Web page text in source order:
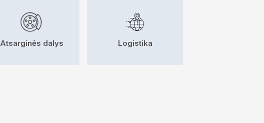
Atsarginės dalys Logistika